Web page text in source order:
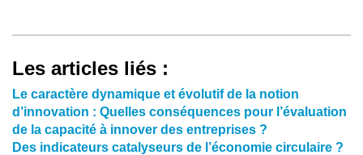
Les articles liés :
Le caractère dynamique et évolutif de la notion
d’innovation : Quelles conséquences pour l’évaluation
de la capacité à innover des entreprises ?
Des indicateurs catalyseurs de l’économie circulaire ?